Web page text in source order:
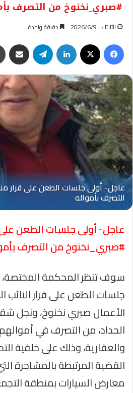
#صبري_نخنوخ من التصرف
الثلاثاء : 2026/6/9 دقيقة واحدة
فيسبوك لينكدإن تيلقرام
عاجل- أولى جلسات الطعن
#صبري_نخنوخ من التصرف
سوف تنظر المحكمة المختصة،
جلسات الطعن على قرار النائب
الأعمال صبري نخنوخ، ونجل
الحداد، من التصرف في
والعقارية، وذلك على خلفية
القضية المرتبطة بالمشاجرة
معارض السيارات بمنطقة